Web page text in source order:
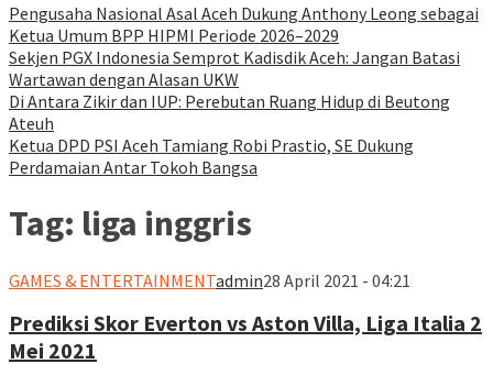
Pengusaha Nasional Asal Aceh Dukung Anthony Leong sebagai
Ketua Umum BPP HIPMI Periode 2026–2029
Sekjen PGX Indonesia Semprot Kadisdik Aceh: Jangan Batasi
Wartawan dengan Alasan UKW
Di Antara Zikir dan IUP: Perebutan Ruang Hidup di Beutong
Ateuh
Ketua DPD PSI Aceh Tamiang Robi Prastio, SE Dukung
Perdamaian Antar Tokoh Bangsa
Tag: liga inggris
GAMES & ENTERTAINMENTadmin28 April 2021 - 04:21
Prediksi Skor Everton vs Aston Villa, Liga Italia 2
Mei 2021